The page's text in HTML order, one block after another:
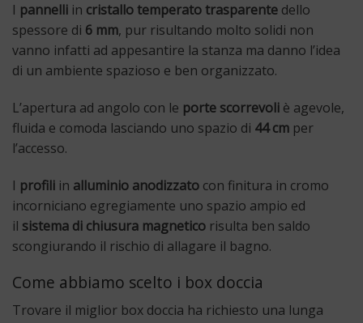
I pannelli in cristallo temperato trasparente dello
spessore di 6 mm, pur risultando molto solidi non
vanno infatti ad appesantire la stanza ma danno l’idea
di un ambiente spazioso e ben organizzato.
L’apertura ad angolo con le porte scorrevoli è agevole,
fluida e comoda lasciando uno spazio di 44 cm per
l’accesso.
I profili in alluminio anodizzato con finitura in cromo
incorniciano egregiamente uno spazio ampio ed
il sistema di chiusura magnetico risulta ben saldo
scongiurando il rischio di allagare il bagno.
Come abbiamo scelto i box doccia
Trovare il miglior box doccia ha richiesto una lunga